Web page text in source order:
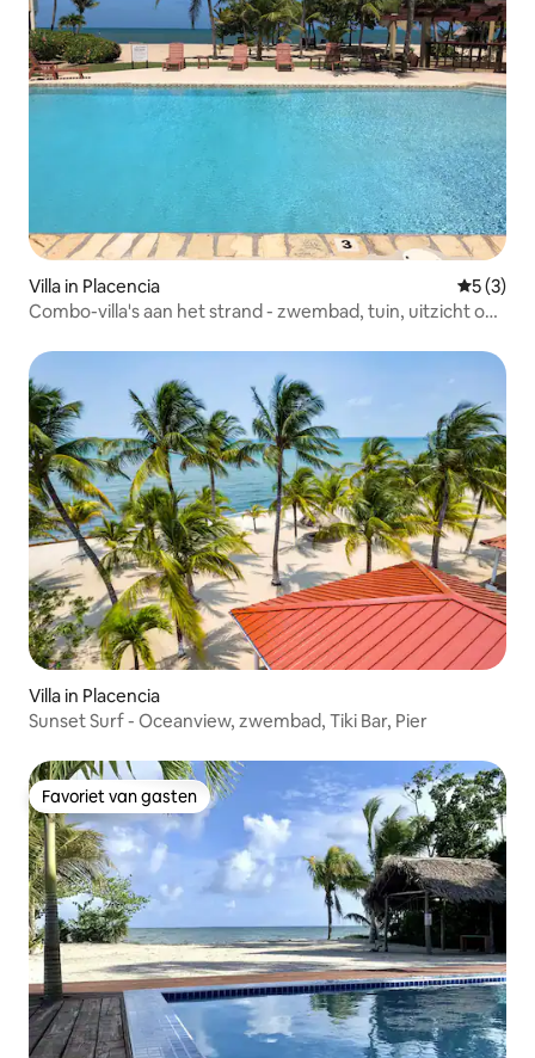
Villa in Placencia
5 (3)
Combo-villa's aan het strand - zwembad, tuin, uitzicht op
Villa in Placencia
Sunset Surf - Oceanview, zwembad, Tiki Bar, Pier
Favoriet van gasten
Favoriet van gasten